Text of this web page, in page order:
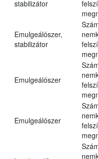
stabilizátor
Emulgeálószer,
stabilizátor
Emulgeálószer
Emulgeálószer